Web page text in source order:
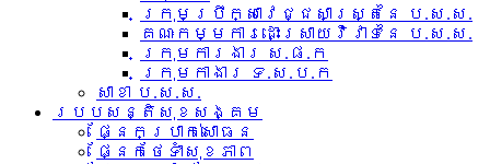
ក្រុមប្រឹក្សាវេជ្ជសាស្រ្តនៃ ប.ស.ស.
គណៈកម្មការដោះស្រាយវិវាទនៃ ប.ស.ស.
ក្រុមការងារ​ ស.ផ.ក
ក្រុមកាងារ ទ.ស.ប.ក
សាខា ប.ស.ស.
របបសន្តិសុខសង្គម
ផ្នែកប្រាក់សោធន
ផ្នែកថែទាំសុខភាព